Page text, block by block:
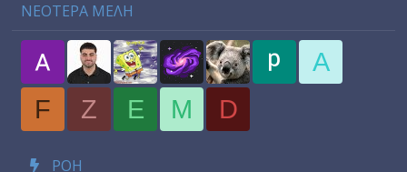
ΝΕΟΤΕΡΑ ΜΕΛΗ
A
F
Z E M D
ΡΟΉ